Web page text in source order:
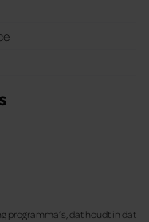
dat houdt in dat